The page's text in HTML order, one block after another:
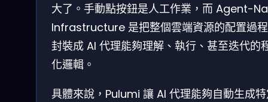
大了。手動點按鈕是人工作業，而 Agent-
Infrastructure 是把整個雲端資源的配置過
封裝成 AI 代理能夠理解、執行、甚至迭代的
化邏輯。
具體來說，Pulumi 讓 AI 代理能夠自動生成